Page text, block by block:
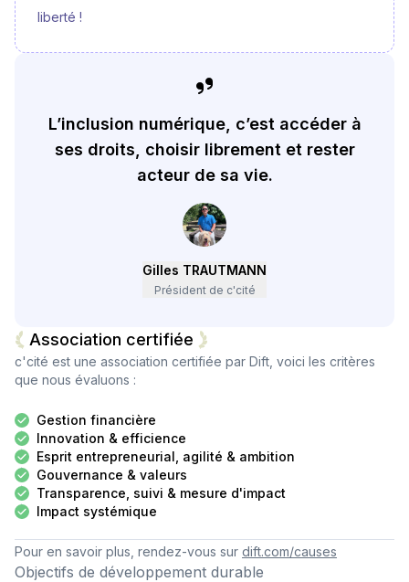
liberté !
L’inclusion numérique, c’est accéder à
ses droits, choisir librement et rester
acteur de sa vie.
Gilles TRAUTMANN
Président de c'cité
Association certifiée
c'cité est une association certifiée par Dift, voici les critères
que nous évaluons :
Gestion financière
Innovation & efficience
Esprit entrepreneurial, agilité & ambition
Gouvernance & valeurs
Transparence, suivi & mesure d'impact
Impact systémique
Pour en savoir plus, rendez-vous sur dift.com/causes
Objectifs de développement durable